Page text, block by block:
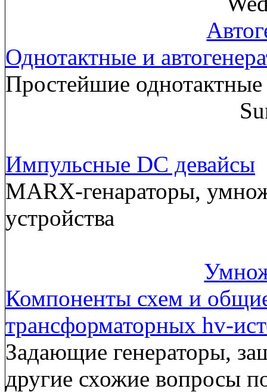
Однотактные и
Простейшие
Импульсные DC девайсы
MARX-генараторы,
устройства
Компоненты схем и
трансформаторных hv-
Задающие генераторы,
другие схожие вопросы